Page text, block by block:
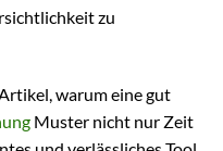
zu
warum eine gut
Muster nicht nur Zeit